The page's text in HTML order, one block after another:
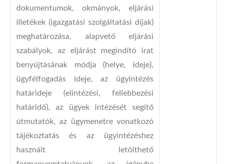
dokumentumok, okmányok, eljárási
illetékek (igazgatási szolgáltatási díjak)
meghatározása, alapvető eljárási
szabályok, az eljárást megindító irat
benyújtásának módja (helye, ideje),
ügyfélfogadás ideje, az ügyintézés
határideje (elintézési, fellebbezési
határidő), az ügyek intézését segítő
útmutatók, az ügymenetre vonatkozó
tájékoztatás és az ügyintézéshez
használt letölthető